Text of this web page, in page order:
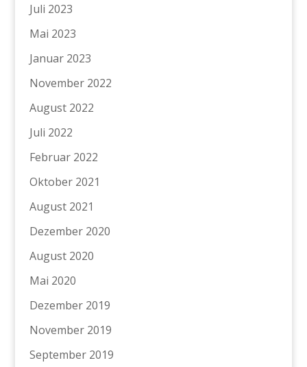
Juli 2023
Mai 2023
Januar 2023
November 2022
August 2022
Juli 2022
Februar 2022
Oktober 2021
August 2021
Dezember 2020
August 2020
Mai 2020
Dezember 2019
November 2019
September 2019